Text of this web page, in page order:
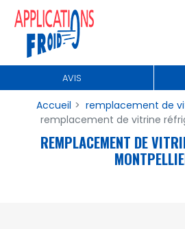
AVIS
Accueil
remplacement de
remplacement de vitrine
REMPLACEMENT DE
Panneau de gestion des cookies